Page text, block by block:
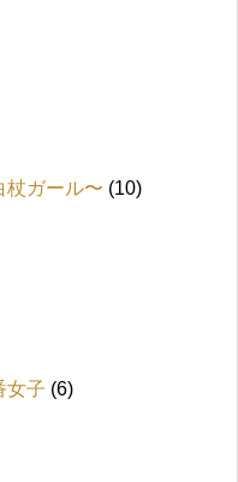
杖ガール〜 (10)
女子 (6)